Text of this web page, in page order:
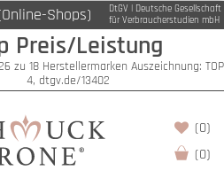
Shops)
DtGV | Deutsche Gesellschaft
für Verbraucherstudien mbH
Preis/Leistung
zu 18 Herstellermarken Auszeichnung: TOP
4, dtgv.de/13402
(0)
(0)